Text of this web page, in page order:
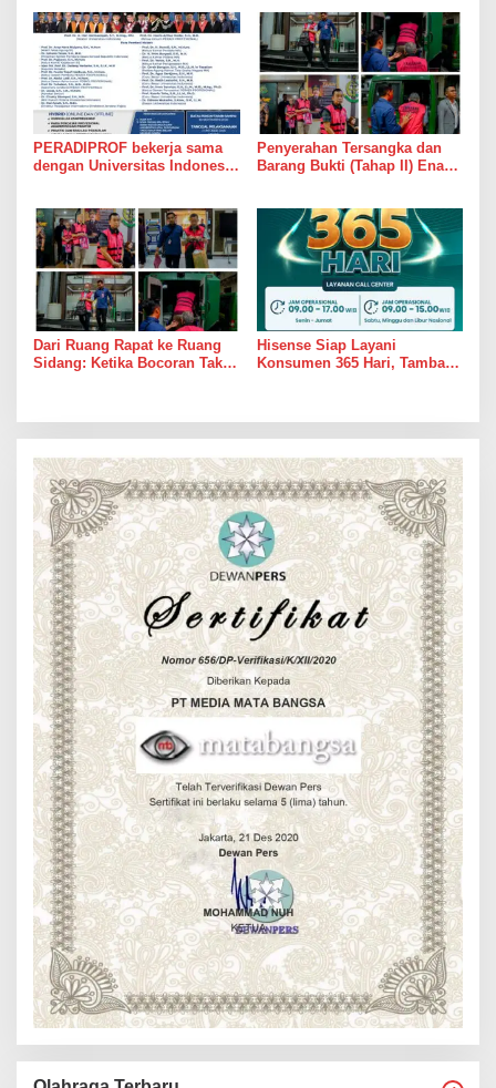
PERADIPROF bekerja sama
dengan Universitas Indonesia
(PKPA)
Penyerahan Tersangka dan
Barang Bukti (Tahap II) Enam
Dari Ruang Rapat ke Ruang
Sidang: Ketika Bocoran Tak
Hisense Siap Layani
Konsumen 365 Hari, Tambah